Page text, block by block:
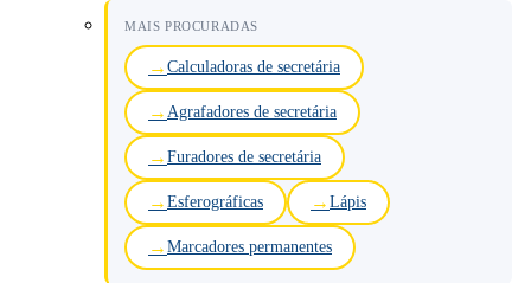
MAIS PROCURADAS
Calculadoras de secretária
Agrafadores de secretária
Furadores de secretária
Esferográficas Lápis
Marcadores permanentes